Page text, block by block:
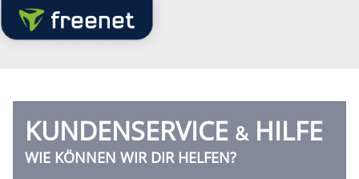
KUNDENSERVICE &HILFE
WIE KÖNNEN WIR DIR HELFEN?